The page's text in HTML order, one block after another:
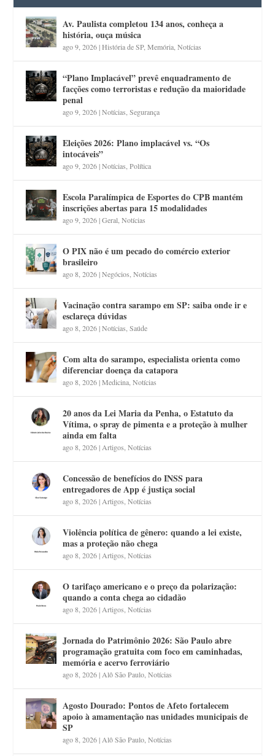
Av. Paulista completou 134 anos, conheça a
história, ouça música
ago 9, 2026|História de SP,Memória ,Notícias
“Plano Implacável” prevê enquadramento de
facções como terroristas e redução da maioridade
penal
ago 9, 2026|Notícias ,Segurança
Eleições 2026: Plano implacável vs. “Os
intocáveis”
ago 9, 2026|Notícias ,Política
Escola Paralímpica de Esportes do CPB mantém
inscrições abertas para 15 modalidades
ago 9, 2026|Geral ,Notícias
O PIX não é um pecado do comércio exterior
brasileiro
ago 8, 2026|Negócios ,Notícias
Vacinação contra sarampo em SP: saiba onde ir e
esclareça dúvidas
ago 8, 2026|Notícias ,Saúde
Com alta do sarampo, especialista orienta como
diferenciar doença da catapora
ago 8, 2026|Medicina ,Notícias
20 anos da Lei Maria da Penha, o Estatuto da
Vítima, o spray de pimenta e a proteção à mulher
ainda em falta
ago 8, 2026| Artigos ,Notícias
Concessão de benefícios do INSS para
entregadores de App é justiça social
ago 8, 2026| Artigos ,Notícias
Violência política de gênero: quando a lei existe,
mas a proteção não chega
ago 8, 2026| Artigos ,Notícias
O tarifaço americano e o preço da polarização:
quando a conta chega ao cidadão
ago 8, 2026| Artigos ,Notícias
Jornada do Patrimônio 2026: São Paulo abre
programação gratuita com foco em caminhadas,
memória e acervo ferroviário
ago 8, 2026| Alô São Paulo ,Notícias
Agosto Dourado: Pontos de Afeto fortalecem
apoio à amamentação nas unidades municipais de
SP
ago 8, 2026| Alô São Paulo ,Notícias